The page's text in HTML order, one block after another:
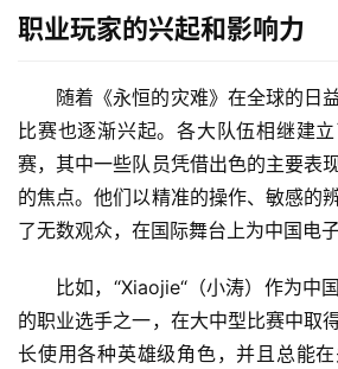
职业玩家的兴起和影响力
随着《永恒的灾难》在全球的日
比赛也逐渐兴起。各大队伍相继建
赛，其中一些队员凭借出色的主要表
的焦点。他们以精准的操作、敏感的
了无数观众，在国际舞台上为中国电
比如，“Xiaojie“（小涛）作为中
的职业选手之一，在大中型比赛中取
长使用各种英雄级角色，并且总能